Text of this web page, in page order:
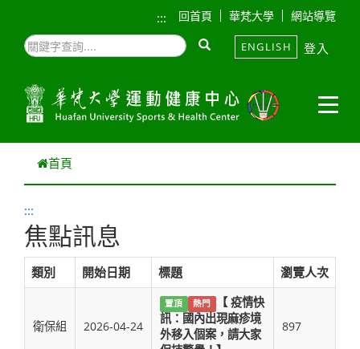
::: 回首頁 華梵大學 網站導覽
ENGLISH 登入
首頁
:::
焦點訊息
類別 開始日期 標題 瀏覽人次
衛保組 2026-04-24
置頂 熱門
【 疫情快
訊：國內出現麻疹境
外移入個案，請大家
897